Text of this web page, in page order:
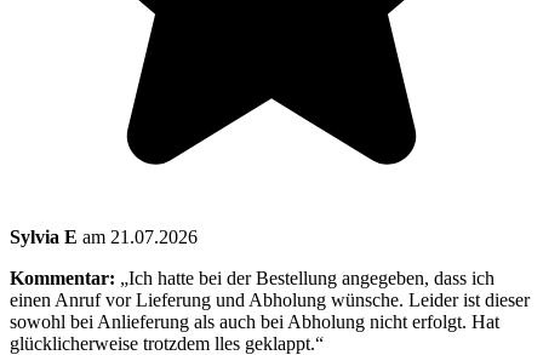
Sylvia E am 21.07.2026
Kommentar: „Ich hatte bei der Bestellung angegeben, dass ich
einen Anruf vor Lieferung und Abholung wünsche. Leider ist dieser
sowohl bei Anlieferung als auch bei Abholung nicht erfolgt. Hat
glücklicherweise trotzdem lles geklappt.“